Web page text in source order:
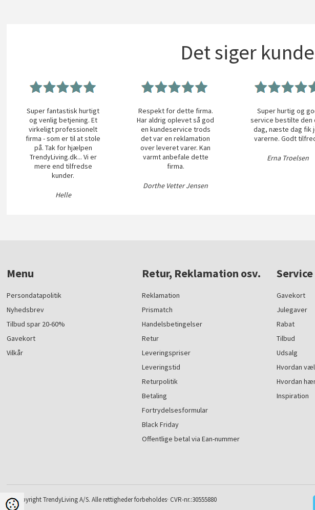
Det siger
Super fantastisk hurtigt
og venlig betjening. Et
virkeligt professionelt
firma - som er til at stole
på. Tak for hjælpen
TrendyLiving.dk... Vi er
mere end tilfredse
kunder.
Helle
Respekt for dette firma.
Har aldrig oplevet så god
en kundeservice trods
det var en reklamation
over leveret varer. Kan
varmt anbefale dette
firma.
Dorthe Vetter Jensen
Super hurtig og
service bestilte den
dag, næste dag fik
varerne. Godt
Erna Troelsen
Menu
Persondatapolitik
Nyhedsbrev
Tilbud spar 20-60%
Gavekort
Vilkår
Retur, Reklamation osv.
Reklamation
Prismatch
Handelsbetingelser
Retur
Leveringspriser
Leveringstid
Returpolitik
Betaling
Fortrydelsesformular
Black Friday
Offentlige betal via Ean-nummer
Service
Gavekort
Julegaver
Rabat
Tilbud
Udsalg
Hvordan
Hvordan
Inspiration
© Copyright TrendyLiving A/S. Alle rettigheder forbeholdes· CVR-nr.:30555880